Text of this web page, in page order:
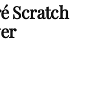
Scratch